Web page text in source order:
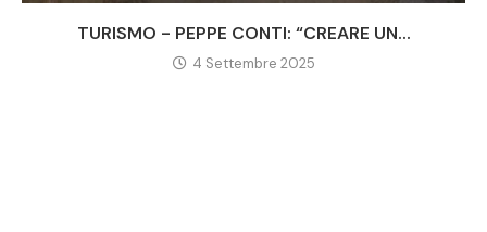
TURISMO - PEPPE CONTI: “CREARE UN...
4 Settembre 2025